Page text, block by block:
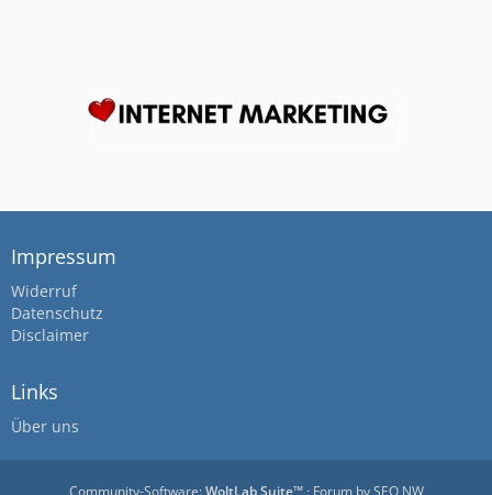
Impressum
Widerruf
Datenschutz
Disclaimer
Links
Über uns